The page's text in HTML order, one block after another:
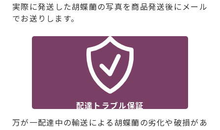
実際に発送した胡蝶蘭の写真を商品発送後にメール
でお送りします。
配達トラブル保証
万が一配達中の輸送による胡蝶蘭の劣化や破損があ